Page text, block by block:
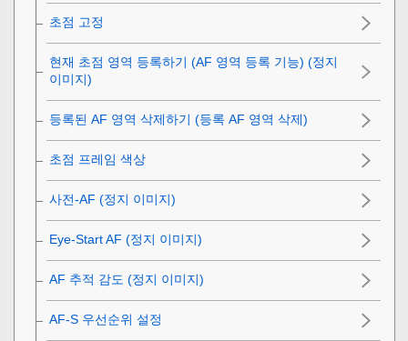
초점 고정
현재 초점 영역 등록하기 (AF 영역 등록 기능) (정지
이미지)
등록된 AF 영역 삭제하기 (등록 AF 영역 삭제)
초점 프레임 색상
사전-AF (정지 이미지)
Eye-Start AF (정지 이미지)
AF 추적 감도 (정지 이미지)
AF-S 우선순위 설정